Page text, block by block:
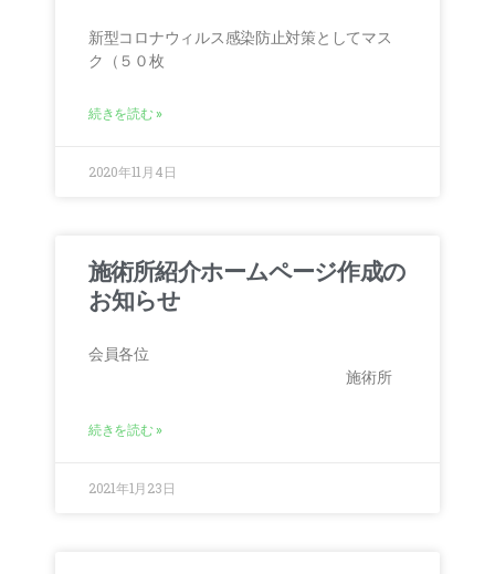
新型コロナウィルス感染防止対策としてマス
ク（５０枚
続きを読む »
2020年11月4日
施術所紹介ホームページ作成の
お知らせ
会員各位
施術所
続きを読む »
2021年1月23日